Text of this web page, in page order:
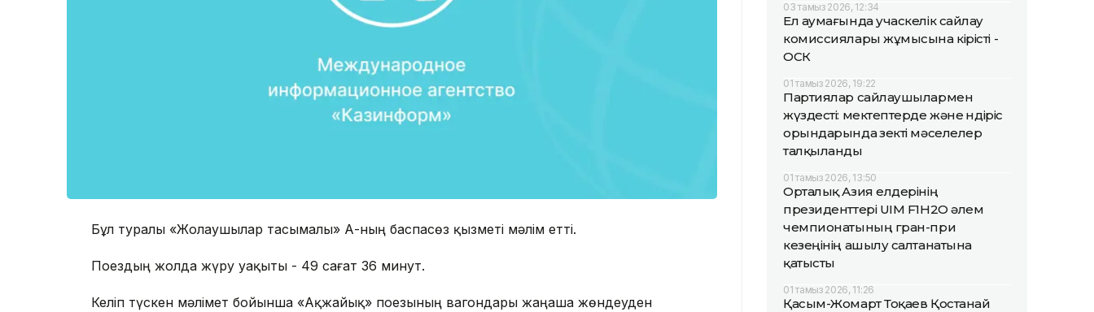
Бұл туралы «Жолаушылар тасымалы» АҚ-ның баспасөз қызметі мәлім етті.
Поездың жолда жүру уақыты - 49 сағат 36 минут.
Келіп түскен мәлімет бойынша «Ақжайық» поезының вагондары жаңаша жөндеуден
03 тамыз 2026, 12:34
Ел аумағында учаскелік сайлау
комиссиялары жұмысына кірісті -
ОСК
01 тамыз 2026, 19:22
Партиялар сайлаушылармен
жүздесті: мектептерде және өндіріс
орындарында өзекті мәселелер
талқыланды
01 тамыз 2026, 13:50
Орталық Азия елдерінің
президенттері UIM F1H2O әлем
чемпионатының гран-при
кезеңінің ашылу салтанатына
қатысты
01 тамыз 2026, 11:26
Қасым-Жомарт Тоқаев Қостанай